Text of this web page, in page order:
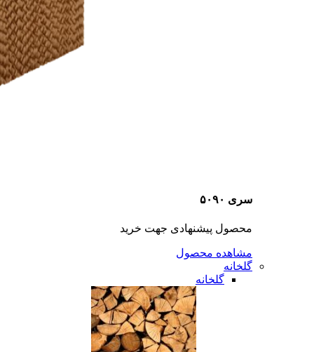
سری ۵۰۹۰
محصول پیشنهادی جهت خرید
مشاهده محصول
گلخانه
گلخانه